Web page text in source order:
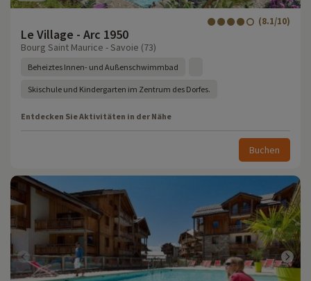
Le Village - Arc 1950
(8.1/10)
Bourg Saint Maurice - Savoie (73)
Beheiztes Innen- und Außenschwimmbad
Skischule und Kindergarten im Zentrum des Dorfes.
Entdecken Sie Aktivitäten in der Nähe
Buchen